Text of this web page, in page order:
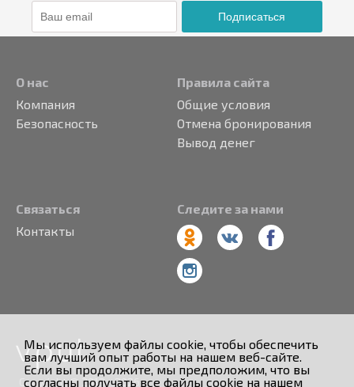
Мы используем файлы cookie, чтобы обеспечить
вам лучший опыт работы на нашем веб-сайте.
Если вы продолжите, мы предположим, что вы
согласны получать все файлы cookie на нашем
Подписаться
О нас
Компания
Безопасность
Правила сайта
Общие условия
Отмена бронирования
Вывод денег
Связаться
Контакты
Следите за нами
Copyright © 2013 - 2026